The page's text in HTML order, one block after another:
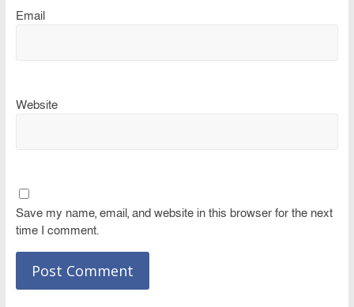
Email
Website
Save my name, email, and website in this browser for the next
time I comment.